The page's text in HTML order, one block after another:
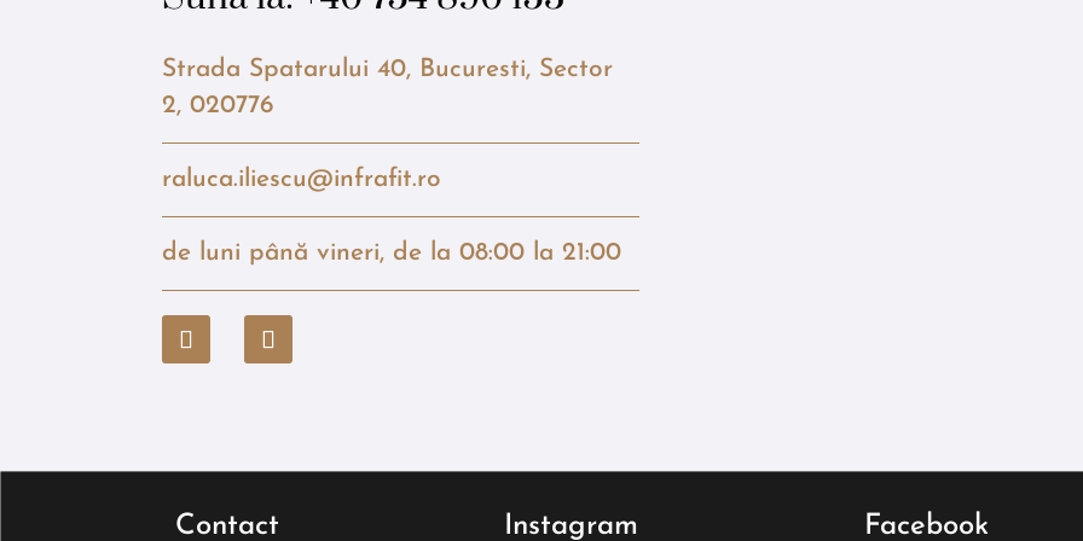
Strada Spatarului 40, Bucuresti, Sector
2, 020776
raluca.iliescu@infrafit.ro
de luni până vineri, de la 08:00 la 21:00
Contact Instagram Facebook